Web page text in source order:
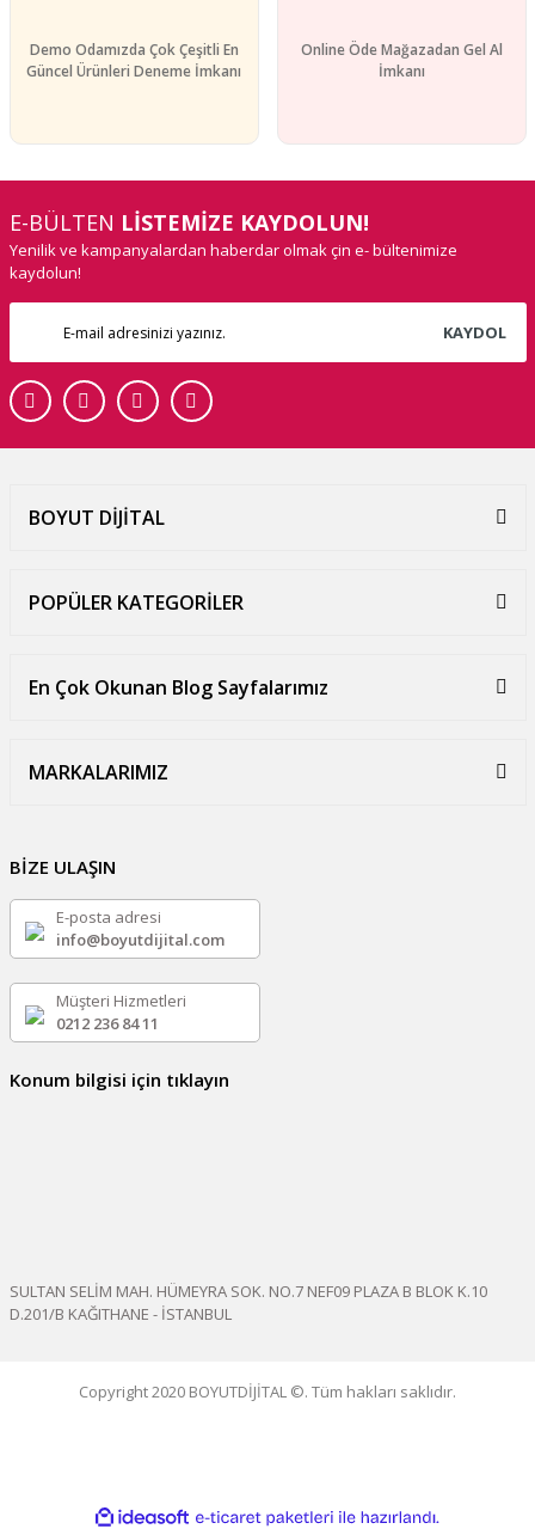
Demo Odamızda Çok Çeşitli En
Güncel Ürünleri Deneme İmkanı
Online Öde Mağazadan Gel Al
İmkanı
E-BÜLTEN LİSTEMİZE KAYDOLUN!
Yenilik ve kampanyalardan haberdar olmak çin e- bültenimize
kaydolun!
KAYDOL
BOYUT DİJİTAL
POPÜLER KATEGORİLER
En Çok Okunan Blog Sayfalarımız
MARKALARIMIZ
BİZE ULAŞIN
E-posta adresi
info@boyutdijital.com
Müşteri Hizmetleri
0212 236 84 11
Konum bilgisi için tıklayın
SULTAN SELİM MAH. HÜMEYRA SOK. NO.7 NEF09 PLAZA B BLOK K.10
D.201/B KAĞITHANE - İSTANBUL
Copyright 2020 BOYUTDİJİTAL ©. Tüm hakları saklıdır.
ideasoft e-